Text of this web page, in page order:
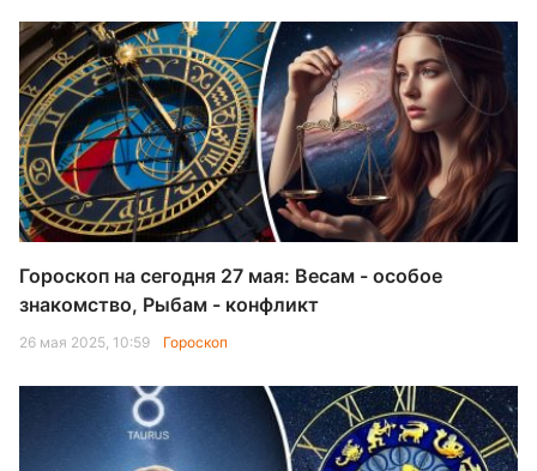
Гороскоп на сегодня 27 мая: Весам - особое
знакомство, Рыбам - конфликт
26 мая 2025, 10:59 Гороскоп